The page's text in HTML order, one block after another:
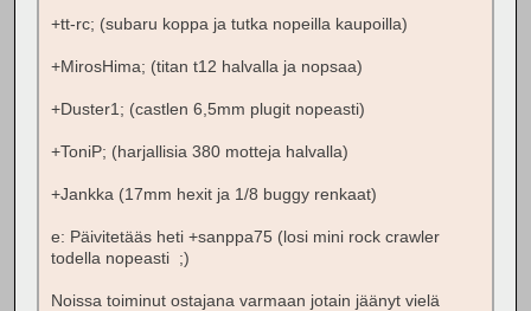
+tt-rc; (subaru koppa ja tutka nopeilla kaupoilla)
+MirosHima; (titan t12 halvalla ja nopsaa)
+Duster1; (castlen 6,5mm plugit nopeasti)
+ToniP; (harjallisia 380 motteja halvalla)
+Jankka (17mm hexit ja 1/8 buggy renkaat)
e: Päivitetääs heti +sanppa75 (losi mini rock crawler
todella nopeasti ;)
Noissa toiminut ostajana varmaan jotain jäänyt vielä